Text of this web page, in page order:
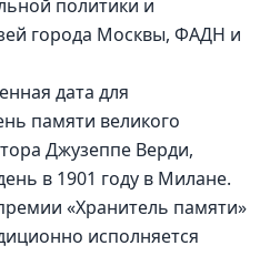
политики и
города Москвы, ФАДН и
дата для
памяти великого
Джузеппе Верди,
в 1901 году в Милане.
«Хранитель памяти»
исполняется